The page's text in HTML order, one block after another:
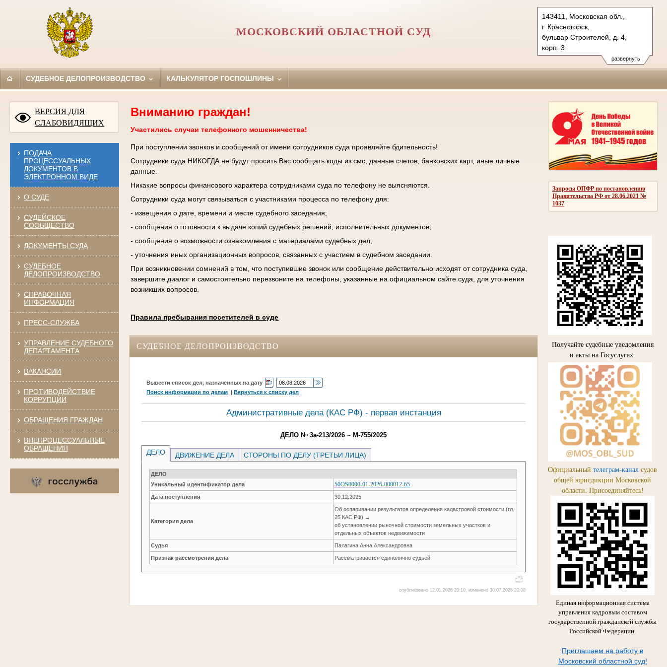
развернуть
143411, Московская обл.,
г. Красногорск,
бульвар Строителей, д. 4,
корп. 3
Тел.: +7 (498) 692 60 00
post.50os0000@sudrf.ru
МОСКОВСКИЙ ОБЛАСТНОЙ СУД
СУДЕБНОЕ ДЕЛОПРОИЗВОДСТВО КАЛЬКУЛЯТОР ГОСПОШЛИНЫ
ВЕРСИЯ ДЛЯ
СЛАБОВИДЯЩИХ
ПОДАЧА
ПРОЦЕССУАЛЬНЫХ
ДОКУМЕНТОВ В
ЭЛЕКТРОННОМ ВИДЕ
О СУДЕ
СУДЕЙСКОЕ
СООБЩЕСТВО
ДОКУМЕНТЫ СУДА
СУДЕБНОЕ
ДЕЛОПРОИЗВОДСТВО
СПРАВОЧНАЯ
ИНФОРМАЦИЯ
ПРЕСС-СЛУЖБА
УПРАВЛЕНИЕ СУДЕБНОГО
ДЕПАРТАМЕНТА
ВАКАНСИИ
ПРОТИВОДЕЙСТВИЕ
КОРРУПЦИИ
ОБРАЩЕНИЯ ГРАЖДАН
ВНЕПРОЦЕССУАЛЬНЫЕ
ОБРАЩЕНИЯ
Запросы ОПФР по постановлению
Правительства РФ от 28.06.2021 №
1037
Получайте судебные уведомления
и акты на Госуслугах.
Официальный телеграм-канал судов
общей юрисдикции Московской
области. Присоединяйтесь!
Единая информационная система
управления кадровым составом
государственной гражданской службы
Российской Федерации.
Приглашаем на работу в
Московский областной суд!
Вниманию граждан!
Участились случаи телефонного мошенничества!
При поступлении звонков и сообщений от имени сотрудников суда проявляйте бдительность!
Сотрудники суда НИКОГДА не будут просить Вас сообщать коды из смс, данные счетов, банковских карт, иные личные
данные.
Никакие вопросы финансового характера сотрудниками суда по телефону не выясняются.
Сотрудники суда могут связываться с участниками процесса по телефону для:
- извещения о дате, времени и месте судебного заседания;
- сообщения о готовности к выдаче копий судебных решений, исполнительных документов;
- сообщения о возможности ознакомления с материалами судебных дел;
- уточнения иных организационных вопросов, связанных с участием в судебном заседании.
При возникновении сомнений в том, что поступившие звонок или сообщение действительно исходят от сотрудника суда,
завершите диалог и самостоятельно перезвоните на телефоны, указанные на официальном сайте суда, для уточнения
возникших вопросов.
Правила пребывания посетителей в суде
СУДЕБНОЕ ДЕЛОПРОИЗВОДСТВО
Вывести список дел, назначенных на дату
Поиск информации по делам |Вернуться к списку дел
Административные дела (КАC РФ) - первая инстанция
ДЕЛО № 3а-213/2026 ~ М-755/2025
ДЕЛО ДВИЖЕНИЕ ДЕЛА СТОРОНЫ ПО ДЕЛУ (ТРЕТЬИ ЛИЦА)
ДЕЛО
Уникальный идентификатор дела
50OS0000-01-2026-000012-65
Дата поступления 30.12.2025
Категория дела
Об оспаривании результатов определения кадастровой стоимости (гл.
25 КАС РФ) →
об установлении рыночной стоимости земельных участков и
отдельных объектов недвижимости
Судья Палагина Анна Александровна
Признак рассмотрения дела Рассматривается единолично судьей
опубликовано 12.01.2026 20:10, изменено 30.07.2026 20:08